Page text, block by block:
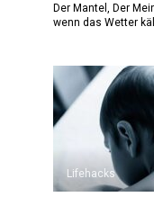
Der Mantel, Der
wenn das Wetter
Lifehacks